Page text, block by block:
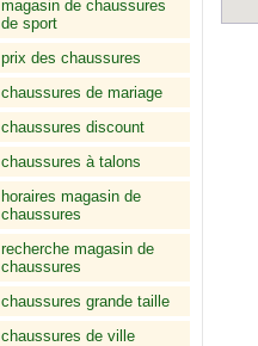
magasin de chaussures
de sport
prix des chaussures
chaussures de mariage
chaussures discount
chaussures à talons
horaires magasin de
chaussures
recherche magasin de
chaussures
chaussures grande taille
chaussures de ville